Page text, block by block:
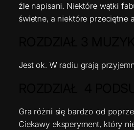
źle napisani. Niektóre wątki
świetne, a niektóre przeciętne
Jest ok. W radiu grają
Gra różni się bardzo od
Ciekawy eksperyment, który